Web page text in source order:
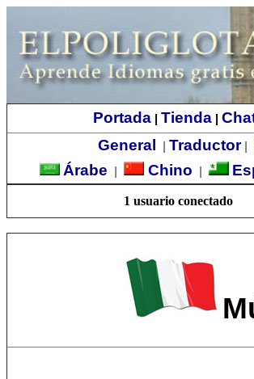
Portada Tienda
General
Traductor|
Árabe Chino
1 usuario conectado